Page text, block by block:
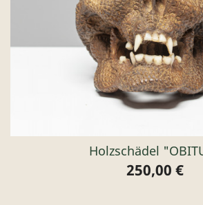
Holzschädel
Preis
250,00 €